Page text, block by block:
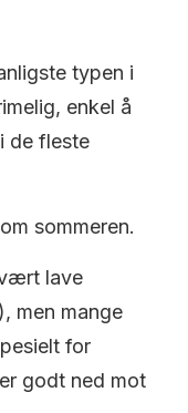
typen i
enkel å
de fleste
sommeren.
lave
men mange
for
godt ned mot